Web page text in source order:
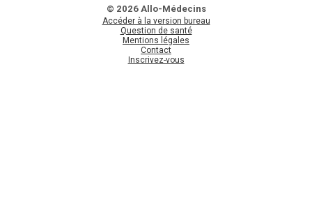
© 2026 Allo-Médecins
Accéder à la version bureau
Question de santé
Mentions légales
Contact
Inscrivez-vous